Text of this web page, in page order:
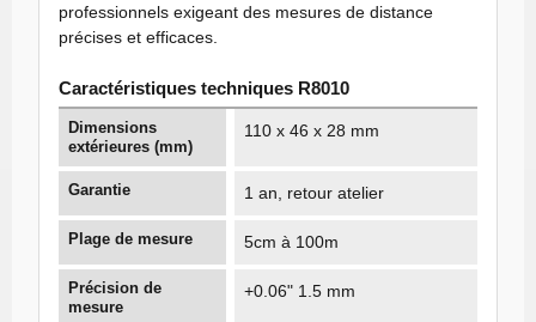
professionnels exigeant des mesures de distance
précises et efficaces.
Caractéristiques techniques R8010
Dimensions
extérieures (mm)
110 x 46 x 28 mm
Garantie 1 an, retour atelier
Plage de mesure 5cm à 100m
Précision de
mesure
+0.06" 1.5 mm